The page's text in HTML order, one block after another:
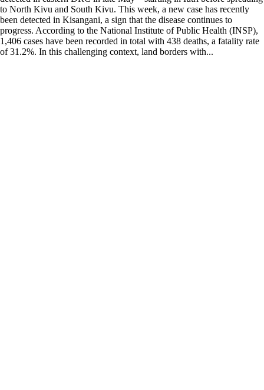
to North Kivu and South Kivu. This week, a new case has recently
been detected in Kisangani, a sign that the disease continues to
progress. According to the National Institute of Public Health (INSP),
1,406 cases have been recorded in total with 438 deaths, a fatality rate
of 31.2%. In this challenging context, land borders with...